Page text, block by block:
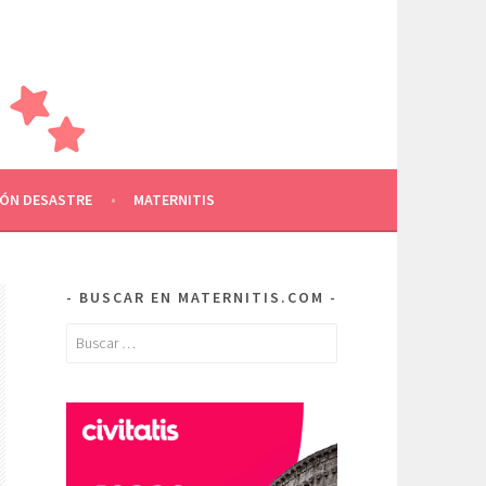
DESASTRE MATERNITIS
BUSCAR EN MATERNITIS.COM
Buscar: